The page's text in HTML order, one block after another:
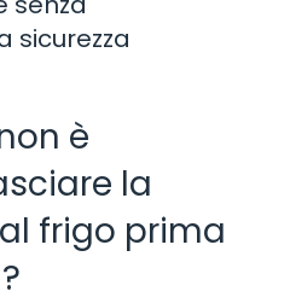
sicurezza
è
la
frigo prima